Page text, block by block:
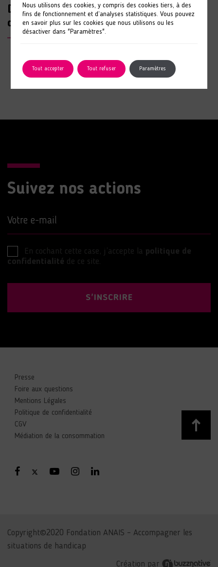
Don du Rotary club du Mans au Foyer
de vie de Saint-Pavace
Suivez nos actions
Votre e-mail
En cochant cette case, j’accepte la politique de
confidentialité de ce site.
S'INSCRIRE
Presse
Foire aux questions
Mentions Légales
Politique de confidentialité
CGV
Médiation de la consommation
Copyright©2020 Fondation ANAIS – Accompagner les
situations de handicap
Création par
Nous utilisons des cookies, y compris des cookies tiers, à des
fins de fonctionnement et d’analyses statistiques. Vous pouvez
en savoir plus sur les cookies que nous utilisons ou les
désactiver dans "Paramètres".
Tout accepter Tout refuser Paramètres